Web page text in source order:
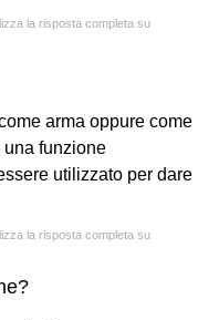
la risposta completa su
arma oppure come
una funzione
utilizzato per dare
la risposta completa su